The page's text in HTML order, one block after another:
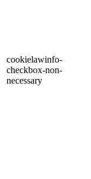
cookielawinfo-
checkbox-non-
necessary